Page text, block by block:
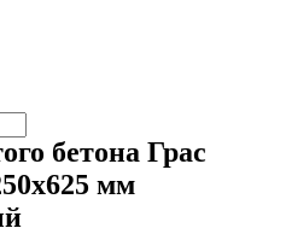
бетона Грас
мм